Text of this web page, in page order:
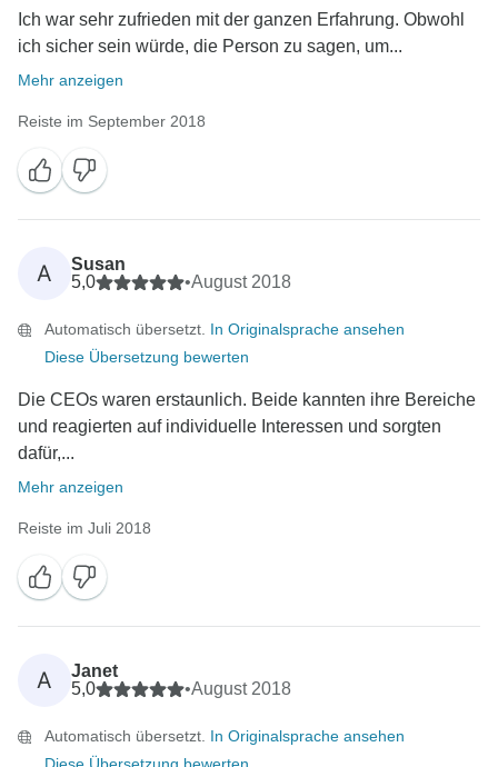
Ich war sehr zufrieden mit der ganzen Erfahrung. Obwohl
ich sicher sein würde, die Person zu sagen, um...
Mehr anzeigen
Reiste im September 2018
A
Susan
5,0
•August 2018
Automatisch übersetzt. In Originalsprache ansehen
Diese Übersetzung bewerten
Die CEOs waren erstaunlich. Beide kannten ihre Bereiche
und reagierten auf individuelle Interessen und sorgten
dafür,...
Mehr anzeigen
Reiste im Juli 2018
A
Janet
5,0
•August 2018
Automatisch übersetzt. In Originalsprache ansehen